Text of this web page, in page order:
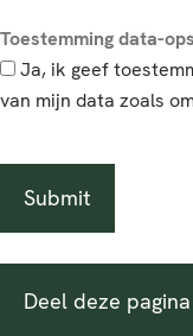
Toestemming data-
Ja, ik geef
van mijn data zoals
Deel deze pagina